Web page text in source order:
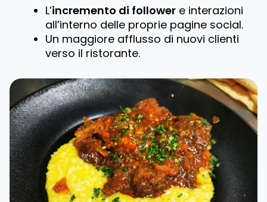
L’incremento di follower e interazioni
all’interno delle proprie pagine social.
Un maggiore afflusso di nuovi clienti
verso il ristorante.